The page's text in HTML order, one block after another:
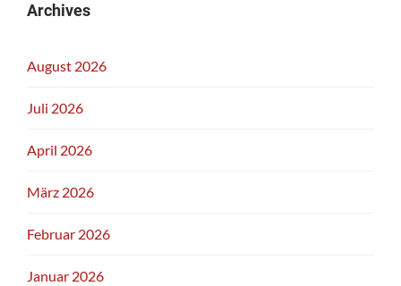
Archives
August 2026
Juli 2026
April 2026
März 2026
Februar 2026
Januar 2026